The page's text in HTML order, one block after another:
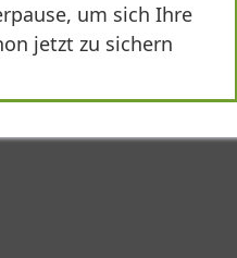
um sich Ihre
jetzt zu sichern